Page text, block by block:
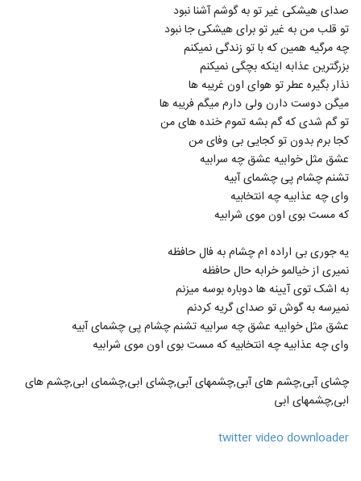
115
Nadashti)
۱,۳۷۲ بازدید
116
دانلود آهنگ هزار خاطره از فرهاد جواهر کلام به
همراه متن ترانه
۷۱۰ بازدید
117
دانلود آهنگ مجتبی شاه علی آغوشتو وا کن
(Mojtaba Shah Ali Aghoosheto Va
Kon)
۱,۱۳۳ بازدید
118
۴,۲۴۴ بازدید
120
دانلود آهنگ جدید و زیبای علیرضا آذر با نام
آلبوم
۱,۱۳۹ بازدید
121 سر کاری
دانلود آهنگ آقای داماد از آرمین نصرتی به
همراه متن ترانه
صدای هیشکی غیر تو به گوشم آشنا نبود
تو قلب من به غیر تو برای هیشکی جا نبود
چه مرگیه همین که با تو زندگی نمیکنم
بزرگترین عذابه اینکه بچگی نمیکنم
نذار بگیره عطر تو هوای اون غریبه ها
میگن دوست دارن ولی دارم میگم فریبه ها
تو گم شدی که گم بشه تموم خنده های من
کجا برم بدون تو کجایی بی وفای من
عشق مثل خوابیه عشق چه سرابیه
تشنم چشام پی چشمای آبیه
وای چه عذابیه چه انتخابیه
که مست بوی اون موی شرابیه
یه جوری بی اراده ام چشام به فال حافظه
نمیری از خیالمو خرابه حال حافظه
به اشک توی آیینه ها دوباره بوسه میزنم
نمیرسه به گوش تو صدای گریه کردنم
عشق مثل خوابیه عشق چه سرابیه تشنم چشام پی چشمای آبیه
وای چه عذابیه چه انتخابیه که مست بوی اون موی شرابیه
چشای آبی,چشم های آبی,چشمهای آبی,چشای ابی,چشمای ابی,چشم های
ابی,چشمهای ابی
twitter video downloader